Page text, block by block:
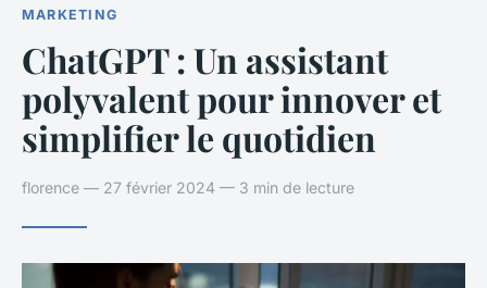
MARKETING
ChatGPT : Un assistant
polyvalent pour innover et
simplifier le quotidien
florence — 27 février 2024 — 3 min de lecture